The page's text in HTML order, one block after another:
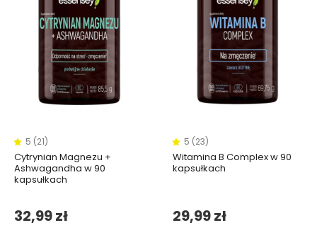
5 (21)
Cytrynian Magnezu +
Ashwagandha w 90
kapsułkach
32,99 zł
5 (23)
Witamina B Complex w 90
kapsułkach
29,99 zł